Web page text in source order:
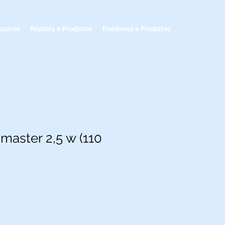
Répteis e Produtos Roedores e Produtos
2,5 w (110